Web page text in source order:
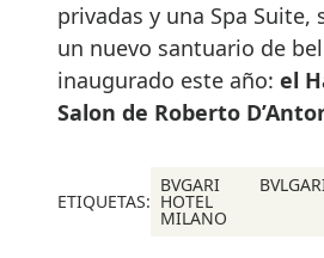
privadas y una Spa Suite,
un nuevo santuario de
inaugurado este año: el
Salon de Roberto
ETIQUETAS:
BVGARI
HOTEL
MILANO